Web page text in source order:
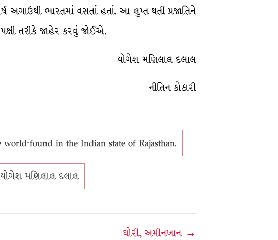
ભારતમાં વસતાં હતાં. આ લુપ્ત થતી પ્રજાતિને
તરીકે જાહેર કરવું જોઈએ.
યોગેશ મણિલાલ દલાલ
નીતિન કોઠારી
found in the Indian state of Rajasthan.
યોગેશ મણિલાલ દલાલ
ઘોરી, અમીનખાન →